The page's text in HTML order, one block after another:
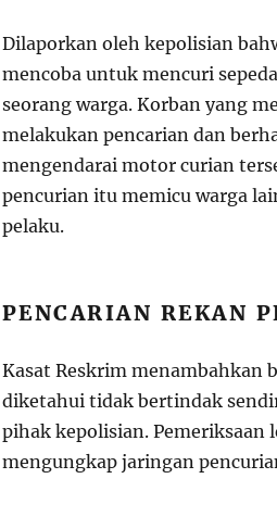
Dilaporkan oleh kepolisian
mencoba untuk mencuri
seorang warga. Korban yang
melakukan pencarian dan
mengendarai motor curian
pencurian itu memicu warga
pelaku.
PENCARIAN REKAN
Kasat Reskrim menambahkan
diketahui tidak bertindak
pihak kepolisian.
mengungkap jaringan